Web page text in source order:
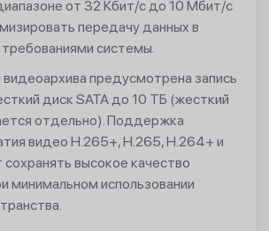
от 32 Кбит/с до 10 Мбит/с
передачу данных в
системы.
предусмотрена запись
диск SATA до 10 ТБ (жесткий
отдельно). Поддержка
видео H.265+, H.265, H.264+ и
высокое качество
минимальном использовании